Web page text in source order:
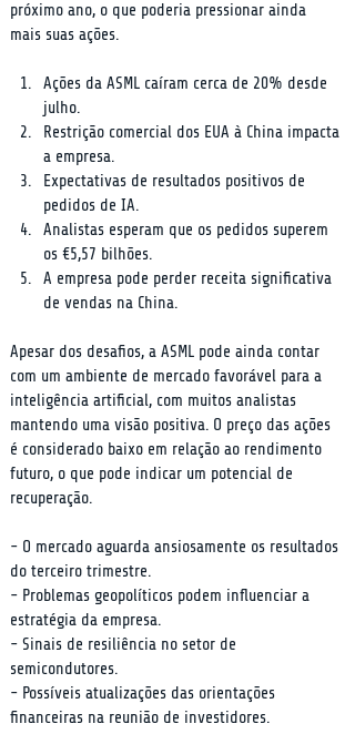
próximo ano, o que poderia pressionar ainda
mais suas ações.
Ações da ASML caíram cerca de 20% desde
julho.
Restrição comercial dos EUA à China impacta
a empresa.
Expectativas de resultados positivos de
pedidos de IA.
Analistas esperam que os pedidos superem
os €5,57 bilhões.
A empresa pode perder receita significativa
de vendas na China.
Apesar dos desafios, a ASML pode ainda contar
com um ambiente de mercado favorável para a
inteligência artificial, com muitos analistas
mantendo uma visão positiva. O preço das ações
é considerado baixo em relação ao rendimento
futuro, o que pode indicar um potencial de
recuperação.
- O mercado aguarda ansiosamente os resultados
do terceiro trimestre.
- Problemas geopolíticos podem influenciar a
estratégia da empresa.
- Sinais de resiliência no setor de
semicondutores.
- Possíveis atualizações das orientações
financeiras na reunião de investidores.